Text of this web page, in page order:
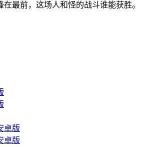
在最前，这场人和怪的战斗谁能获胜。
卓版
卓版